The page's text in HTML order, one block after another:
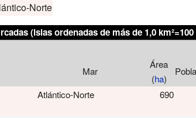
Norte
(islas ordenadas de más de 1,0 km²=100
Mar
Área
(ha)
Atlántico-Norte 690